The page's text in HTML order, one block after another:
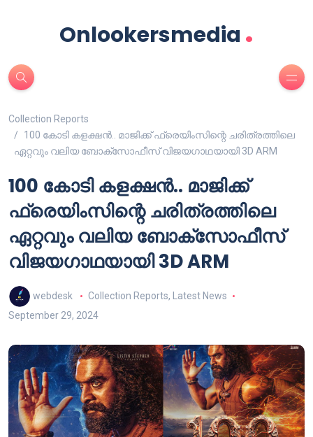
Onlookersmedia .
Collection Reports
100 കോടി കളക്ഷൻ.. മാജിക്ക് ഫ്രെയിംസിന്റെ ചരിത്രത്തിലെ
ഏറ്റവും വലിയ ബോക്സോഫീസ് വിജയഗാഥയായി 3D ARM
100 കോടി കളക്ഷൻ.. മാജിക്ക്
ഫ്രെയിംസിന്റെ ചരിത്രത്തിലെ
ഏറ്റവും വലിയ ബോക്സോഫീസ്
വിജയഗാഥയായി 3D ARM
webdesk Collection Reports,
Latest News
September 29, 2024